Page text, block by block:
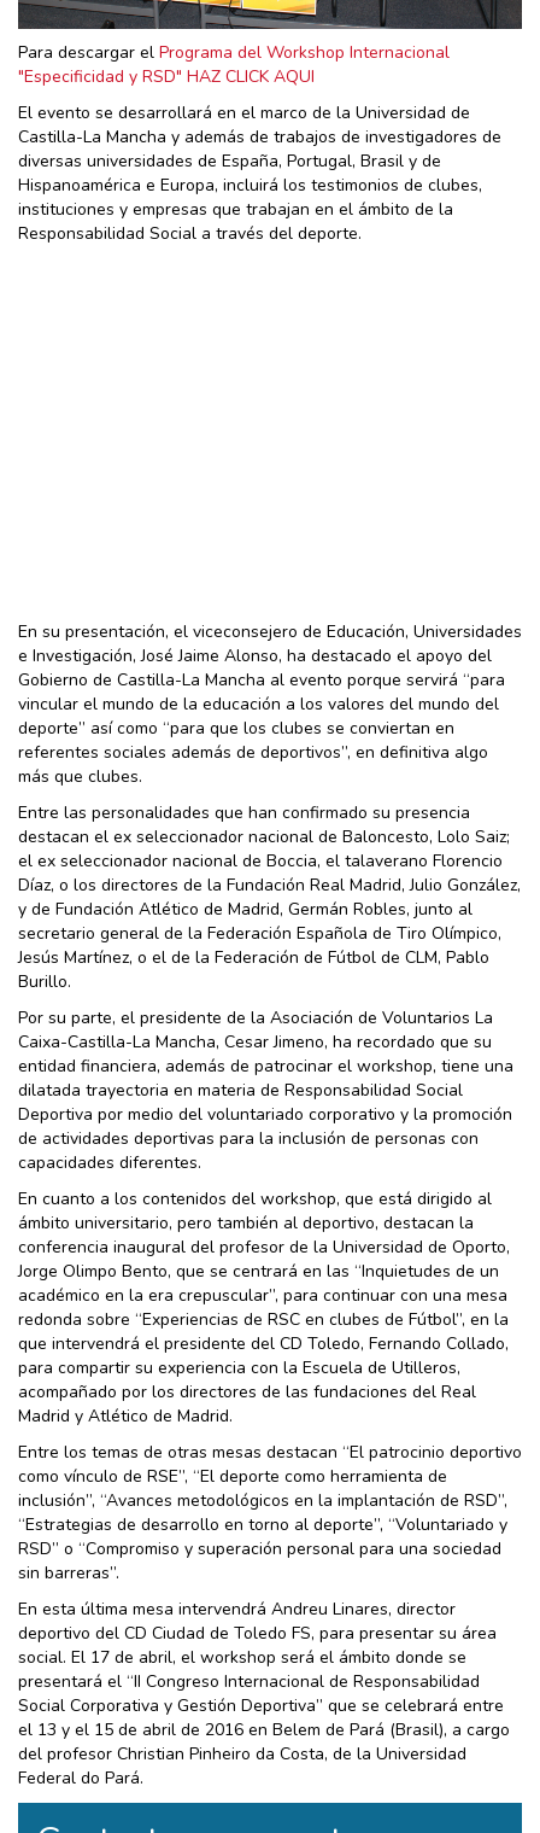
Para descargar el Programa del Workshop Internacional
"Especificidad y RSD" HAZ CLICK AQUI
El evento se desarrollará en el marco de la Universidad de
Castilla-La Mancha y además de trabajos de investigadores de
diversas universidades de España, Portugal, Brasil y de
Hispanoamérica e Europa, incluirá los testimonios de clubes,
instituciones y empresas que trabajan en el ámbito de la
Responsabilidad Social a través del deporte.
En su presentación, el viceconsejero de Educación, Universidades
e Investigación, José Jaime Alonso, ha destacado el apoyo del
Gobierno de Castilla-La Mancha al evento porque servirá “para
vincular el mundo de la educación a los valores del mundo del
deporte” así como “para que los clubes se conviertan en
referentes sociales además de deportivos”, en definitiva algo
más que clubes.
Entre las personalidades que han confirmado su presencia
destacan el ex seleccionador nacional de Baloncesto, Lolo Saiz;
el ex seleccionador nacional de Boccia, el talaverano Florencio
Díaz, o los directores de la Fundación Real Madrid, Julio González,
y de Fundación Atlético de Madrid, Germán Robles, junto al
secretario general de la Federación Española de Tiro Olímpico,
Jesús Martínez, o el de la Federación de Fútbol de CLM, Pablo
Burillo.
Por su parte, el presidente de la Asociación de Voluntarios La
Caixa-Castilla-La Mancha, Cesar Jimeno, ha recordado que su
entidad financiera, además de patrocinar el workshop, tiene una
dilatada trayectoria en materia de Responsabilidad Social
Deportiva por medio del voluntariado corporativo y la promoción
de actividades deportivas para la inclusión de personas con
capacidades diferentes.
En cuanto a los contenidos del workshop, que está dirigido al
ámbito universitario, pero también al deportivo, destacan la
conferencia inaugural del profesor de la Universidad de Oporto,
Jorge Olimpo Bento, que se centrará en las “Inquietudes de un
académico en la era crepuscular”, para continuar con una mesa
redonda sobre “Experiencias de RSC en clubes de Fútbol”, en la
que intervendrá el presidente del CD Toledo, Fernando Collado,
para compartir su experiencia con la Escuela de Utilleros,
acompañado por los directores de las fundaciones del Real
Madrid y Atlético de Madrid.
Entre los temas de otras mesas destacan “El patrocinio deportivo
como vínculo de RSE”, “El deporte como herramienta de
inclusión”, “Avances metodológicos en la implantación de RSD”,
“Estrategias de desarrollo en torno al deporte”, “Voluntariado y
RSD” o “Compromiso y superación personal para una sociedad
sin barreras”.
En esta última mesa intervendrá Andreu Linares, director
deportivo del CD Ciudad de Toledo FS, para presentar su área
social. El 17 de abril, el workshop será el ámbito donde se
presentará el “II Congreso Internacional de Responsabilidad
Social Corporativa y Gestión Deportiva” que se celebrará entre
el 13 y el 15 de abril de 2016 en Belem de Pará (Brasil), a cargo
del profesor Christian Pinheiro da Costa, de la Universidad
Federal do Pará.